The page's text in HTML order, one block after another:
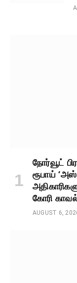
நோர்வூட்
ரூபாய்
கோரி
AUGUST 6,